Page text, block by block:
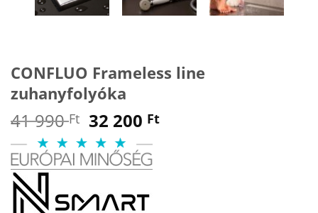
CONFLUO Frameless line
zuhanyfolyóka
41 990Ft Original
price
was:
41
990 Ft.
32 200 FtCurrent